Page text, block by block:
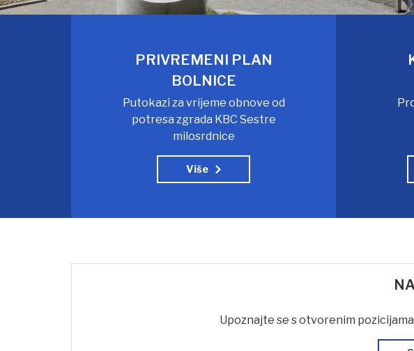
PRIVREMENI PLAN
BOLNICE
Putokazi za vrijeme obnove od
potresa zgrada KBC Sestre
milosrdnice
Više
Upoznajte se s otvorenim